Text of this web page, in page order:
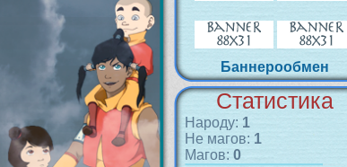
Баннерообмен
Статистика
Народу: 1
Не магов: 1
Магов: 0